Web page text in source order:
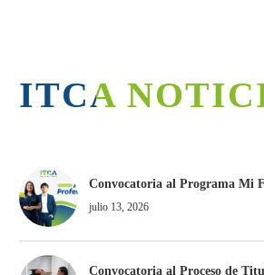
ITCA
Convocatoria al Programa Mi
julio 13, 2026
Convocatoria al Proceso de